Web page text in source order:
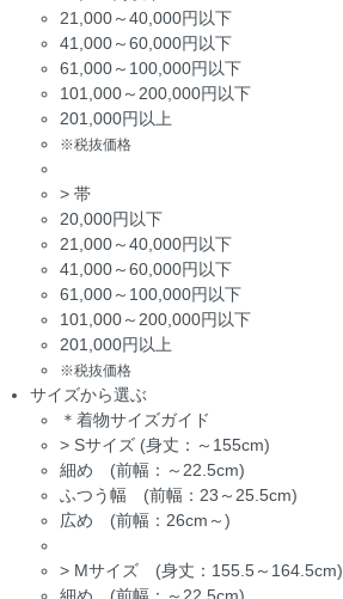
21,000～40,000円以下
41,000～60,000円以下
61,000～100,000円以下
101,000～200,000円以下
201,000円以上
※税抜価格
> 帯
20,000円以下
21,000～40,000円以下
41,000～60,000円以下
61,000～100,000円以下
101,000～200,000円以下
201,000円以上
※税抜価格
サイズから選ぶ
＊着物サイズガイド
> Sサイズ (身丈：～155cm)
細め (前幅：～22.5cm)
ふつう幅 (前幅：23～25.5cm)
広め (前幅：26cm～)
> Mサイズ (身丈：155.5～164.5cm)
細め (前幅：～22.5cm)